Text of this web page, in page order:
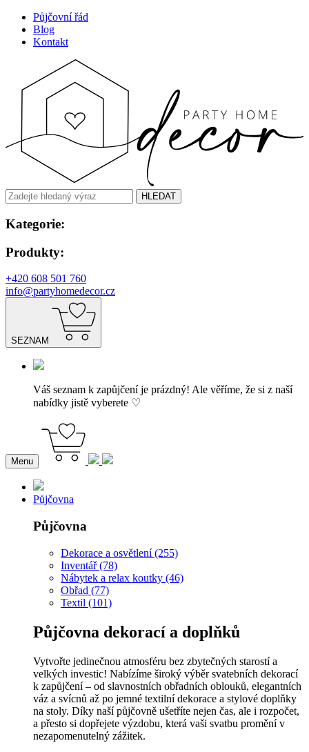
Půjčovní řád
Blog
Kontakt
HLEDAT
Kategorie:
Produkty:
+420 608 501 760
info@partyhomedecor.cz
SEZNAM
Váš seznam k zapůjčení je prázdný! Ale věříme, že si z naší
nabídky jistě vyberete ♡
Menu
Půjčovna
Půjčovna
Dekorace a osvětlení (255)
Inventář (78)
Nábytek a relax koutky (46)
Obřad (77)
Textil (101)
Půjčovna dekorací a doplňků
Vytvořte jedinečnou atmosféru bez zbytečných starostí a
velkých investic! Nabízíme široký výběr svatebních dekorací
k zapůjčení – od slavnostních obřadních oblouků, elegantních
váz a svícnů až po jemné textilní dekorace a stylové doplňky
na stoly. Díky naší půjčovně ušetříte nejen čas, ale i rozpočet,
a přesto si dopřejete výzdobu, která vaši svatbu promění v
nezapomenutelný zážitek.